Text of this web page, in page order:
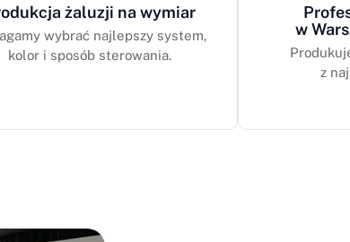
żaluzji na wymiar
wybrać najlepszy system,
kolor i sposób sterowania.
w
z